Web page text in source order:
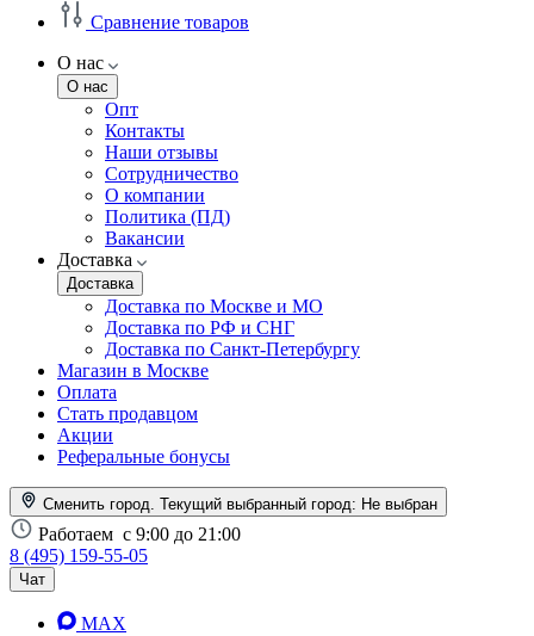
Сравнение товаров
О нас
О нас
Опт
Контакты
Наши отзывы
Сотрудничество
О компании
Политика (ПД)
Вакансии
Доставка
Доставка
Доставка по Москве и МО
Доставка по РФ и СНГ
Доставка по Санкт-Петербургу
Магазин в Москве
Оплата
Стать продавцом
Акции
Реферальные бонусы
Сменить город. Текущий выбранный город: Не выбран
Работаем с 9:00 до 21:00
8 (495) 159-55-05
Чат
MAX